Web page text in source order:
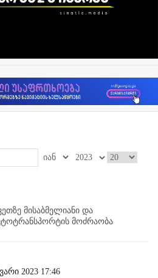
მისაბმელიანი და
მოძრაობა
2023 17:46